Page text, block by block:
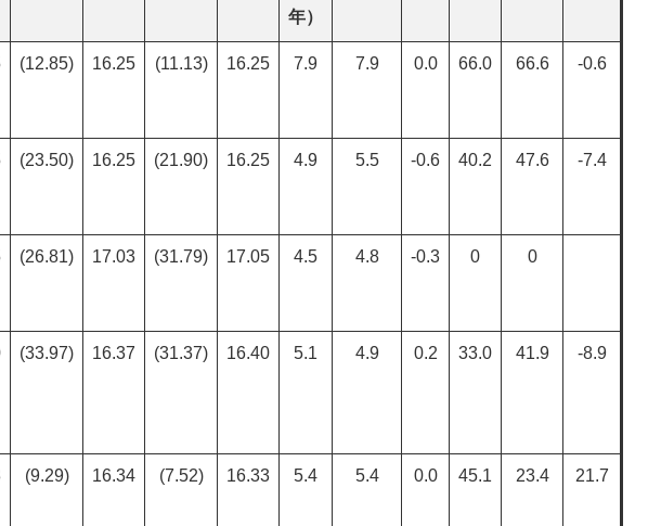
年）
(12.85) 16.25 (11.13) 16.25 7.9 7.9 0.0 66.0 66.6 -0.6
(23.50) 16.25 (21.90) 16.25 4.9 5.5 -0.6 40.2 47.6 -7.4
(26.81) 17.03 (31.79) 17.05 4.5 4.8 -0.3 0 0
(33.97) 16.37 (31.37) 16.40 5.1 4.9 0.2 33.0 41.9 -8.9
(9.29) 16.34 (7.52) 16.33 5.4 5.4 0.0 45.1 23.4 21.7